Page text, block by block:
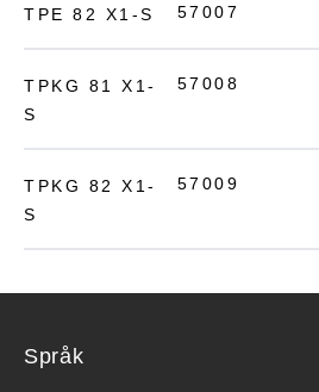
TPE 82 X1-S 57007
TPKG 81 X1-
S
57008
TPKG 82 X1-
S
57009
Språk